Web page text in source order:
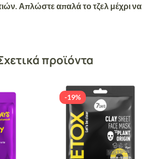
Απλώστε απαλά το τζελ μέχρι να
προϊόντα
-19%